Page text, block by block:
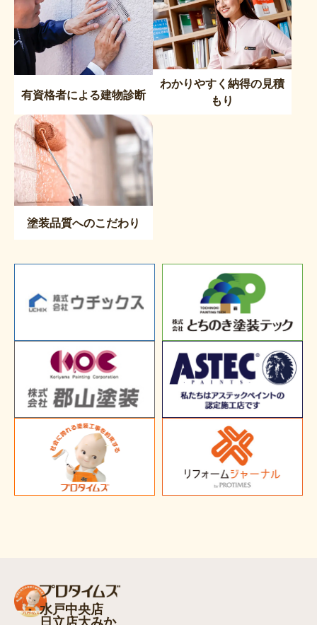
有資格者による建物診断
わかりやすく納得の見積
もり
塗装品質へのこだわり
水戸中央店
日立店大みか